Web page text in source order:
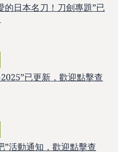
的日本名刀！刀劍專題”已
已更新，歡迎點擊查
”活動通知，歡迎點擊查